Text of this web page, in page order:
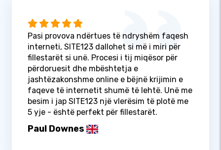
Pasi provova ndërtues të ndryshëm faqesh
interneti, SITE123 dallohet si më i miri për
fillestarët si unë. Procesi i tij miqësor për
përdoruesit dhe mbështetja e
jashtëzakonshme online e bëjnë krijimin e
faqeve të internetit shumë të lehtë. Unë me
besim i jap SITE123 një vlerësim të plotë me
5 yje - është perfekt për fillestarët.
Paul Downes